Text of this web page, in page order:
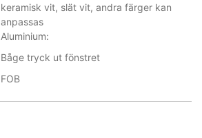
keramisk vit, slät vit, andra färger kan
anpassas
Aluminium:
Båge tryck ut fönstret
FOB